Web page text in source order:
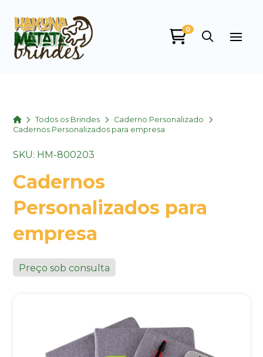
0
HomeTodos os Brindes
Caderno Personalizado
Cadernos Personalizados para empresa
SKU: HM-800203
Cadernos
Personalizados para
empresa
Preço sob consulta